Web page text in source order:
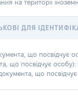
на території
ДЛЯ
що посвідчує
що посвідчує особу):
що